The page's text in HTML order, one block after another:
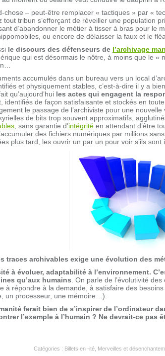
chose – peut-être remplacer « tactiques » par «
tout tribun s’efforçant de réveiller une population
d’abandonner le métier à tisser à bras pour le
ou encore de délaisser la faux et le
le discours des défenseurs de l’archivage
qui est désormais le nôtre, à moins que le «
accumulés dans un bureau vers un local
et physiquement stables, c’est-à-dire il y a
qu’aujourd’hui les actes qui engagent la
identifiés de façon satisfaisante et stockés en
le passage de l’archiviste pour une
de bits trop souvent approximatifs,
, sans garantie d’intégrité en attendant d’être
des fichiers numériques par millions
plus tard, les ouvrir un par un pour voir s’ils sont
traces archivables exige une évolution des
à évoluer, adaptabilité à l’environnement.
qu’aux humains . On parle de l’évolutivité
à répondre à la demande, à satisfaire des
un processeur, une mémoire…).
ferait bien de s’inspirer de l’ordinateur
l’exemple à l’humain ? Ne devrait-ce pas
Catégories : Billets en -ité Merveilles et